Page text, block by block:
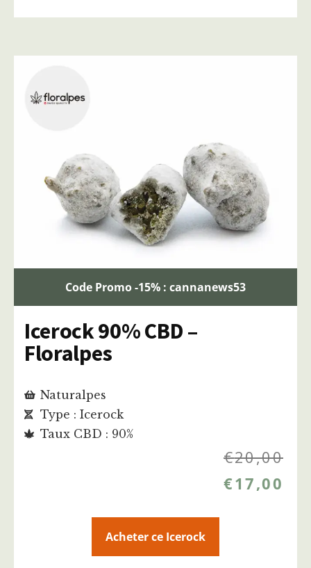
Code Promo -15% : cannanews53
Icerock 90% CBD –
Floralpes
Naturalpes
Type : Icerock
Taux CBD : 90%
€20,00
€17,00
Acheter ce Icerock